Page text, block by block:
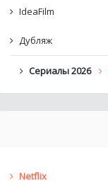
IdeaFilm
Дубляж
Сериалы 2026
Netflix